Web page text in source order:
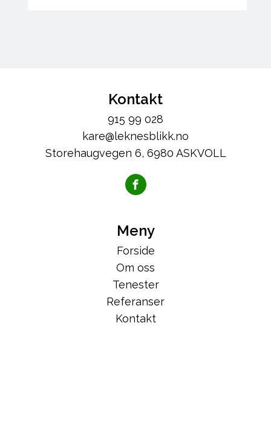
Kontakt
915 99 028
kare@leknesblikk.no
Storehaugvegen 6, 6980 ASKVOLL
Meny
Forside
Om oss
Tenester
Referanser
Kontakt